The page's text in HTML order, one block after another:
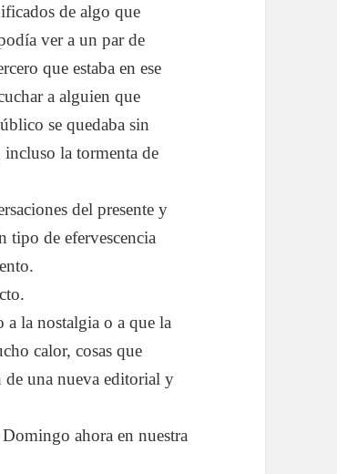
de algo que
ver a un par de
que estaba en ese
a alguien que
se quedaba sin
la tormenta de
del presente y
tipo de efervescencia
la nostalgia o a que la
calor, cosas que
de una nueva editorial y
ahora en nuestra